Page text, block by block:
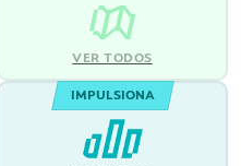
VER TODOS
IMPULSIONA